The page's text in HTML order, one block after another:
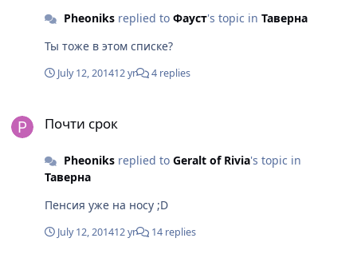
Pheoniksreplied to Фауст's topic in Таверна
Ты тоже в этом списке?
July 12, 201412 yr 4 replies
Почти срок
Pheoniksreplied to Geralt of Rivia's topic in
Таверна
Пенсия уже на носу ;D
July 12, 201412 yr 14 replies